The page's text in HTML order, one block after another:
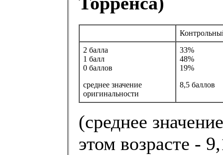
2 балла
1 балл
0 баллов
среднее значение
оригинальности
33%
48%
19%
8,5 баллов
(среднее
этом возрасте -